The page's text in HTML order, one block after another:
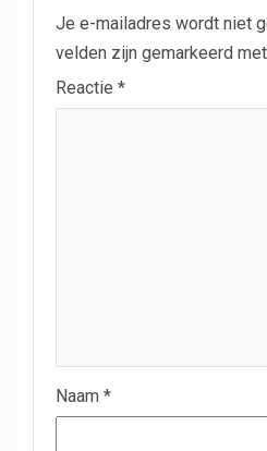
Je e-mailadres wordt niet
velden zijn gemarkeerd met
Reactie *
Naam *